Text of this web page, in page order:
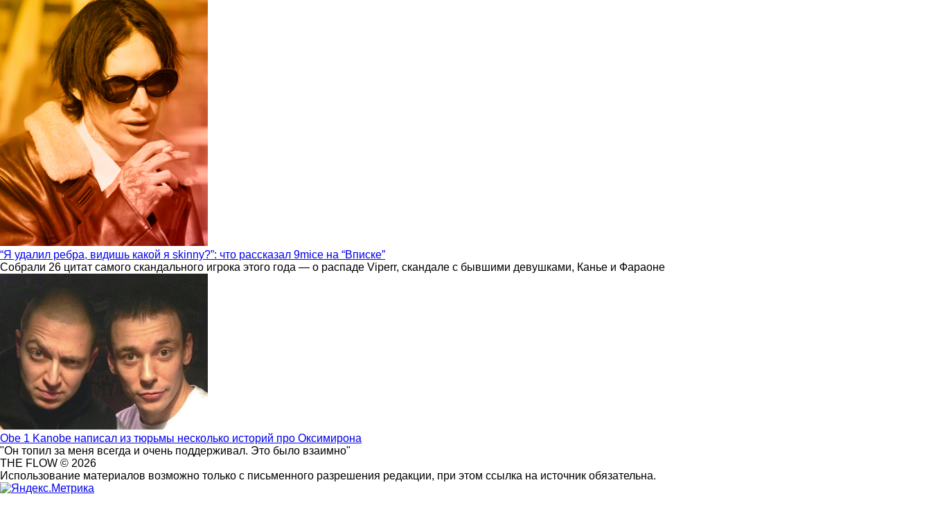
“Я удалил ребра, видишь какой я skinny?”: что рассказал 9mice на “Вписке”
Собрали 26 цитат самого скандального игрока этого года — о распаде Viperr, скандале с бывшими девушками, Канье и Фараоне
Obe 1 Kanobe написал из тюрьмы несколько историй про Оксимирона
"Он топил за меня всегда и очень поддерживал. Это было взаимно"
THE FLOW © 2026
Использование материалов возможно только с письменного разрешения редакции, при этом ссылка на источник обязательна.